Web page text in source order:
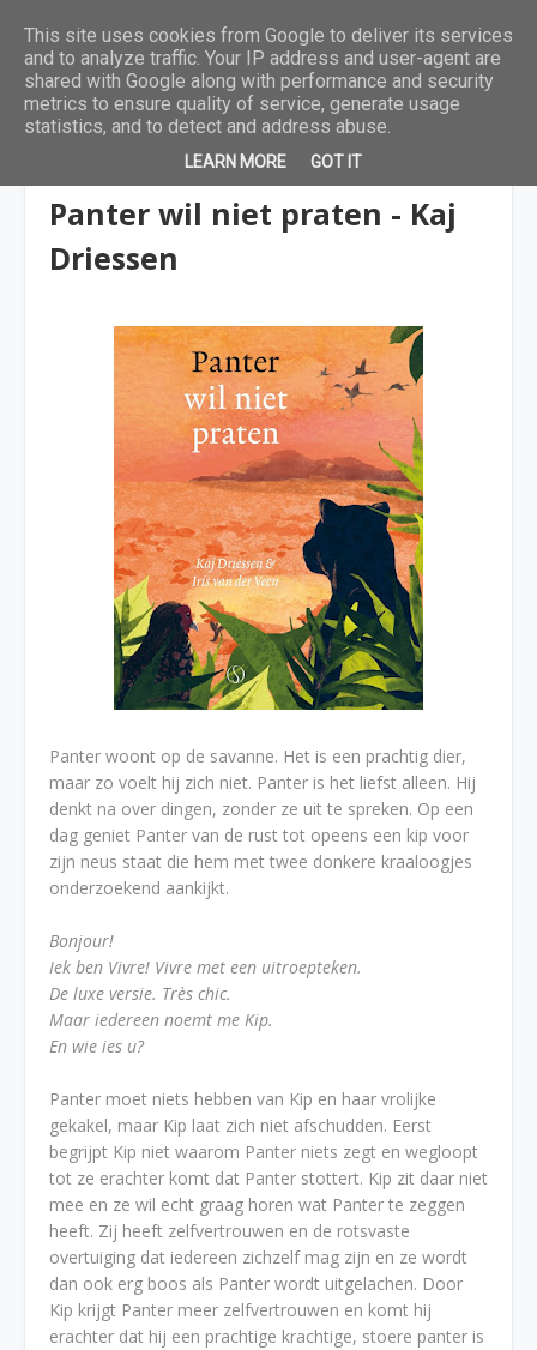
Panter wil niet praten - Kaj
Driessen
Panter woont op de savanne. Het is een prachtig dier,
maar zo voelt hij zich niet. Panter is het liefst alleen. Hij
denkt na over dingen, zonder ze uit te spreken. Op een
dag geniet Panter van de rust tot opeens een kip voor
zijn neus staat die hem met twee donkere kraaloogjes
onderzoekend aankijkt.
Bonjour!
Iek ben Vivre! Vivre met een uitroepteken.
De luxe versie. Très chic.
Maar iedereen noemt me Kip.
En wie ies u?
Panter moet niets hebben van Kip en haar vrolijke
gekakel, maar Kip laat zich niet afschudden. Eerst
begrijpt Kip niet waarom Panter niets zegt en wegloopt
tot ze erachter komt dat Panter stottert. Kip zit daar niet
mee en ze wil echt graag horen wat Panter te zeggen
heeft. Zij heeft zelfvertrouwen en de rotsvaste
overtuiging dat iedereen zichzelf mag zijn en ze wordt
dan ook erg boos als Panter wordt uitgelachen. Door
Kip krijgt Panter meer zelfvertrouwen en komt hij
erachter dat hij een prachtige krachtige, stoere panter is
This site uses cookies from Google to deliver its services
and to analyze traffic. Your IP address and user-agent are
shared with Google along with performance and security
metrics to ensure quality of service, generate usage
statistics, and to detect and address abuse.
LEARN MORE GOT IT